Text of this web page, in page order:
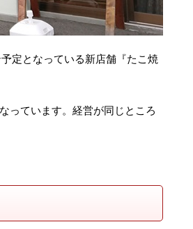
定となっている新店舗『たこ焼
っています。経営が同じところ